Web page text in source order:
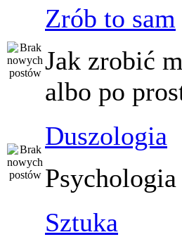
Zrób to sam
Jak zrobić
albo po
Duszologia
Sztuka